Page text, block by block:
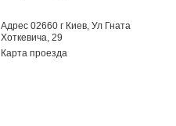
Адрес 02660 г Киев, Ул Гната
Хоткевича, 29
Карта проезда